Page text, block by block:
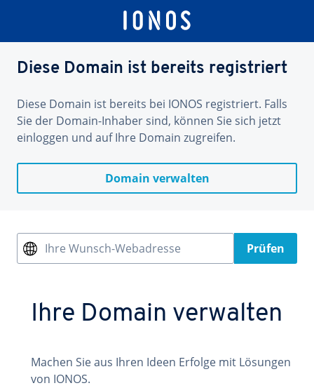
Diese Domain ist bereits registriert
Diese Domain ist bereits bei IONOS registriert. Falls
Sie der Domain-Inhaber sind, können Sie sich jetzt
einloggen und auf Ihre Domain zugreifen.
Domain verwalten
Ihre Wunsch-Webadresse Prüfen
Ihre Domain verwalten
Machen Sie aus Ihren Ideen Erfolge mit Lösungen
von IONOS.